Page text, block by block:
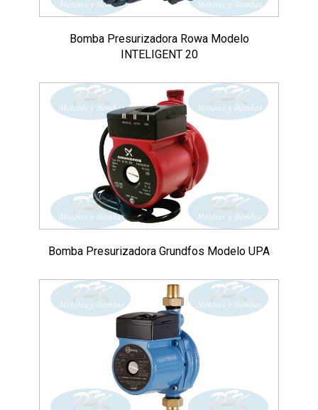
Bomba Presurizadora Rowa Modelo
INTELIGENT 20
Bomba Presurizadora Grundfos Modelo UPA